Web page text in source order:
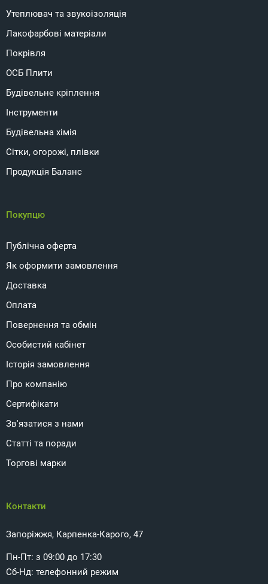
Утеплювач та звукоізоляція
Лакофарбові матеріали
Покрівля
ОСБ Плити
Будівельне кріплення
Інструменти
Будівельна хімія
Сітки, огорожі, плівки
Продукція Баланс
Покупцю
Публічна оферта
Як оформити замовлення
Доставка
Оплата
Повернення та обмін
Особистий кабінет
Історія замовлення
Про компанію
Сертифікати
Зв'язатися з нами
Статті та поради
Торгові марки
Контакти
Запоріжжя, Карпенка-Карого, 47
Пн-Пт: з 09:00 до 17:30
Сб-Нд: телефонний режим